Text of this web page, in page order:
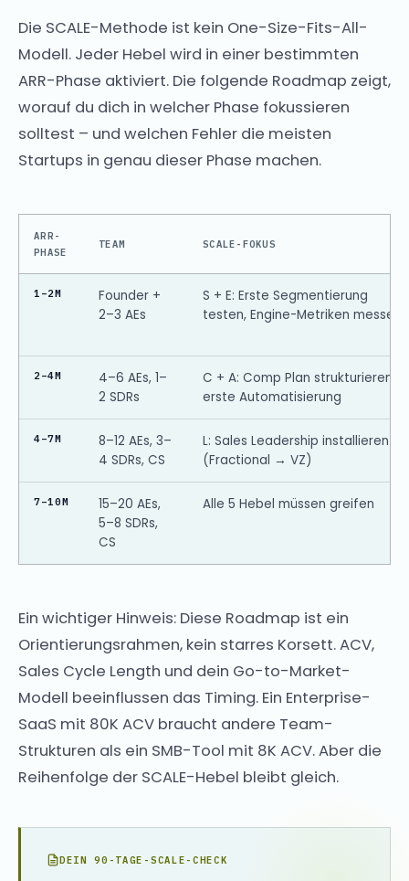
Die SCALE-Methode ist kein One-Size-Fits-All-
Modell. Jeder Hebel wird in einer bestimmten
ARR-Phase aktiviert. Die folgende Roadmap zeigt,
worauf du dich in welcher Phase fokussieren
solltest – und welchen Fehler die meisten
Startups in genau dieser Phase machen.
ARR-
PHASE
TEAM SCALE-FOKUS
1–2M
Founder +
2–3 AEs
S + E: Erste Segmentierung
testen, Engine-Metriken messen
2–4M
4–6 AEs, 1–
2 SDRs
C + A: Comp Plan strukturieren,
erste Automatisierung
4–7M
8–12 AEs, 3–
4 SDRs, CS
L: Sales Leadership installieren
(Fractional → VZ)
7–10M
15–20 AEs,
5–8 SDRs,
CS
Alle 5 Hebel müssen greifen
Ein wichtiger Hinweis: Diese Roadmap ist ein
Orientierungsrahmen, kein starres Korsett. ACV,
Sales Cycle Length und dein Go-to-Market-
Modell beeinflussen das Timing. Ein Enterprise-
SaaS mit 80K ACV braucht andere Team-
Strukturen als ein SMB-Tool mit 8K ACV. Aber die
Reihenfolge der SCALE-Hebel bleibt gleich.
DEIN 90-TAGE-SCALE-CHECK